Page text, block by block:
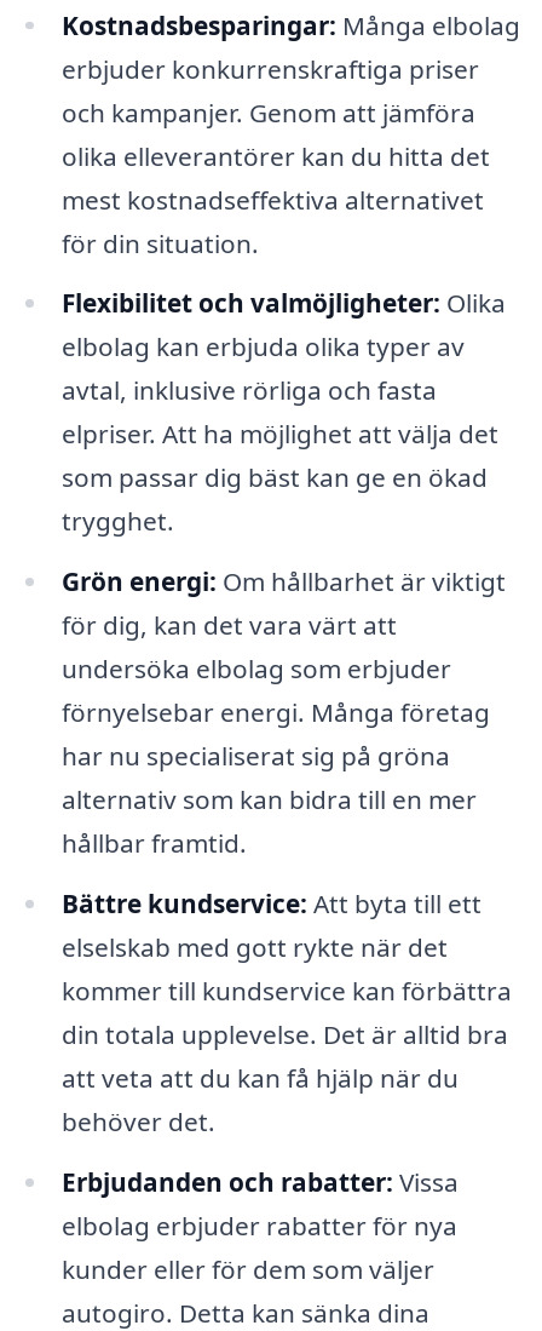
Kostnadsbesparingar: Många elbolag
erbjuder konkurrenskraftiga priser
och kampanjer. Genom att jämföra
olika elleverantörer kan du hitta det
mest kostnadseffektiva alternativet
för din situation.
Flexibilitet och valmöjligheter: Olika
elbolag kan erbjuda olika typer av
avtal, inklusive rörliga och fasta
elpriser. Att ha möjlighet att välja det
som passar dig bäst kan ge en ökad
trygghet.
Grön energi: Om hållbarhet är viktigt
för dig, kan det vara värt att
undersöka elbolag som erbjuder
förnyelsebar energi. Många företag
har nu specialiserat sig på gröna
alternativ som kan bidra till en mer
hållbar framtid.
Bättre kundservice: Att byta till ett
elselskab med gott rykte när det
kommer till kundservice kan förbättra
din totala upplevelse. Det är alltid bra
att veta att du kan få hjälp när du
behöver det.
Erbjudanden och rabatter: Vissa
elbolag erbjuder rabatter för nya
kunder eller för dem som väljer
autogiro. Detta kan sänka dina